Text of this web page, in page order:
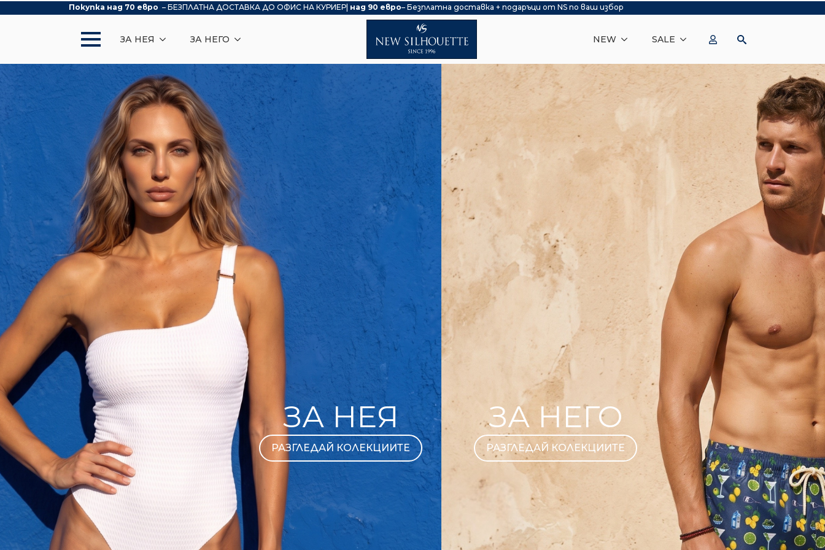
Покупка над 70 евро – БЕЗПЛАТНА ДОСТАВКА ДО ОФИС НА КУРИЕР| над 90 евро– Безплатна доставка + подаръци от NS по ваш избор
ЗА НЕЯ ЗА НЕГО NEW SALE
ЗА НЕЯ
РАЗГЛЕДАЙ КОЛЕКЦИИТЕ
ЗА НЕГО
РАЗГЛЕДАЙ КОЛЕКЦИИТЕ